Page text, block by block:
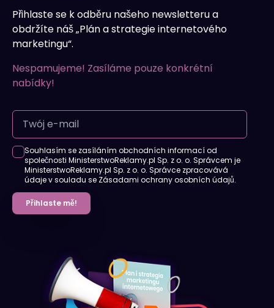
Přihlaste se k odběru našeho newsletteru a
obdržíte náš „Plán a strategie internetového
marketingu“.
Nespamujeme! Zasíláme pouze konkrétní
nabídky!
Souhlasím se zasíláním obchodních informací od
společnosti MinisterstwoReklamy.pl Sp. z o. o. Správcem je
MinisterstwoReklamy.pl Sp. z o. o. Správce zpracovává
údaje v souladu se Zásadami ochrany osobních údajů.
Přihlaste mě!